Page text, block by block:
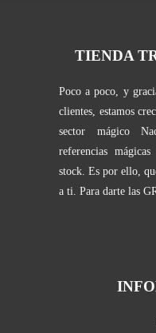
TIENDA
Poco a poco, y
clientes, estamos
sector mágico
referencias
stock. Es por ello,
a ti. Para darte las